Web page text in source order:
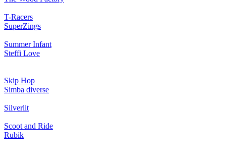
T-Racers
SuperZings
Summer Infant
Steffi Love
Skip Hop
Simba diverse
Silverlit
Scoot and Ride
Rubik